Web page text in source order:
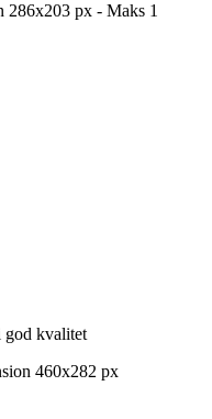
px - Maks 1
god kvalitet
460x282 px